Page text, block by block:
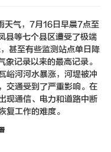
联系我们
县等七个县区遭受了极端
甚至有些监测站点单日降
记录以来的最高记录。
峪河河水暴涨，河堤被冲
交通受到了严重影响。在
现通信、电力和道路中断
工作的难度。